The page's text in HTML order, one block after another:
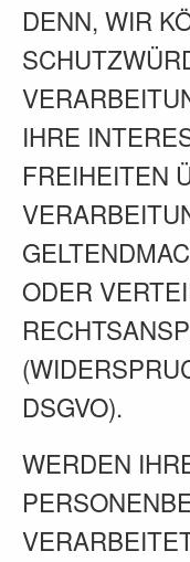
DENN, WIR
IHRE
FREIHEITEN
ODER
DSGVO).
WERDEN